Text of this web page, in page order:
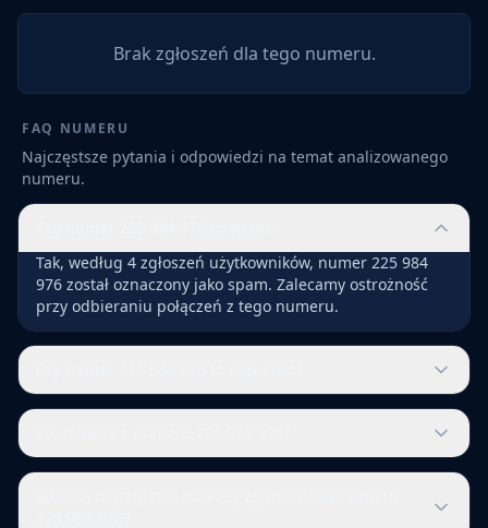
Brak zgłoszeń dla tego numeru.
FAQ NUMERU
Najczęstsze pytania i odpowiedzi na temat analizowanego
numeru.
Tak, według 4 zgłoszeń użytkowników, numer 225 984
976 został oznaczony jako spam. Zalecamy ostrożność
przy odbieraniu połączeń z tego numeru.